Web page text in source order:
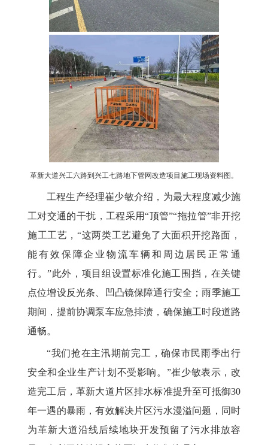
革新大道兴工六路到兴工七路地下管网改造项目施工现场资料图。
工程生产经理崔少敏介绍，为最大程度减少施
工对交通的干扰，工程采用“顶管”“拖拉管”非开挖
施工工艺，“这两类工艺避免了大面积开挖路面，
能有效保障企业物流车辆和周边居民正常通
行。”此外，项目组设置标准化施工围挡，在关键
点位增设反光条、凹凸镜保障通行安全；雨季施工
期间，提前协调泵车应急排渍，确保施工时段道路
通畅。
“我们抢在主汛期前完工，确保市民雨季出行
安全和企业生产计划不受影响。”崔少敏表示，改
造完工后，革新大道片区排水标准提升至可抵御30
年一遇的暴雨，有效解决片区污水漫溢问题，同时
为革新大道沿线后续地块开发预留了污水排放容